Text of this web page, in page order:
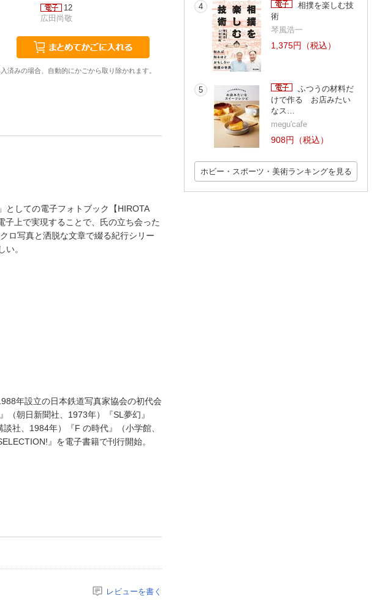
12
広田尚敬
14
広田尚敬
15
済みの場合、自動的にかごから取り除かれます。
としての電子フォトブック【HIROTA
上で実現することで、氏の立ち会った
ロ写真と洒脱な文章で綴る紀行シリー
。
年設立の日本鉄道写真家協会の初代会
朝日新聞社、1973年）『SL夢幻』
社、1984年）『F の時代』（小学館、
』を電子書籍で刊行開始。
レビューを書く
4
相撲を楽しむ技
術
琴風浩一
1,375円（税込）
5
ふつうの材料だ
けで作る お店みたい
なス…
megu'cafe
908円（税込）
ホビー・スポーツ・美術ランキングを見る